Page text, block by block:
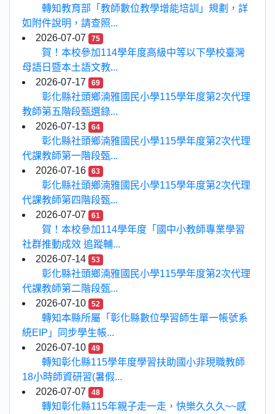
轉知教育部「教師數位教學增能培訓」規劃，詳
如附件說明，請查照...
2026-07-07
75
賀！本校參加114學年度高級中等以下學校臺灣
母語日暨本土語文教...
2026-07-17
69
彰化縣社頭鄉湳雅國民小學115學年度第2次代理
教師第五階段甄選錄...
2026-07-13
64
彰化縣社頭鄉湳雅國民小學115學年度第2次代理
代課教師第一階段甄...
2026-07-16
63
彰化縣社頭鄉湳雅國民小學115學年度第2次代理
代課教師第四階段甄...
2026-07-07
61
賀！本校參加114學年度「國中小教師專業學習
社群推動成效 追蹤輔...
2026-07-14
53
彰化縣社頭鄉湳雅國民小學115學年度第2次代理
代課教師第二階段甄...
2026-07-10
52
轉知本縣所屬「彰化縣數位學習師生單一帳號系
統EIP」同步學生帳...
2026-07-10
49
轉知彰化縣115學年度學習扶助國小非現職教師
18小時師資研習(暑假...
2026-07-07
48
轉知彰化縣115年親子走一走，快樂久久久~~感